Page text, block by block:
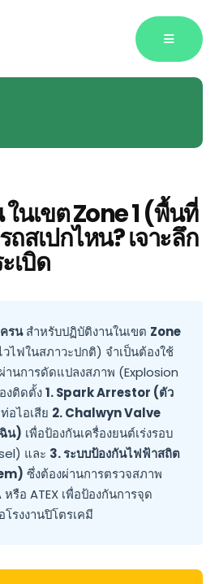
ในเขต Zone 1 (พื้นที่
สเปกไหน? เจาะลึก
เบิด
ครนสำหรับปฏิบัติงานในเขต Zone
ไฟในสภาวะปกติ) จำเป็นต้องใช้
านการดัดแปลงสภาพ (Explosion
งติดตั้ง1. Spark Arrestor (ตัว
อไอเสีย 2. Chalwyn Valve
น) เพื่อป้องกันเครื่องยนต์เร่งรอบ
และ 3. ระบบป้องกันไฟฟ้าสถิต
ซึ่งต้องผ่านการตรวจสภาพ
รือ ATEX เพื่อป้องกันการจุด
โรงงานปิโตรเคมี